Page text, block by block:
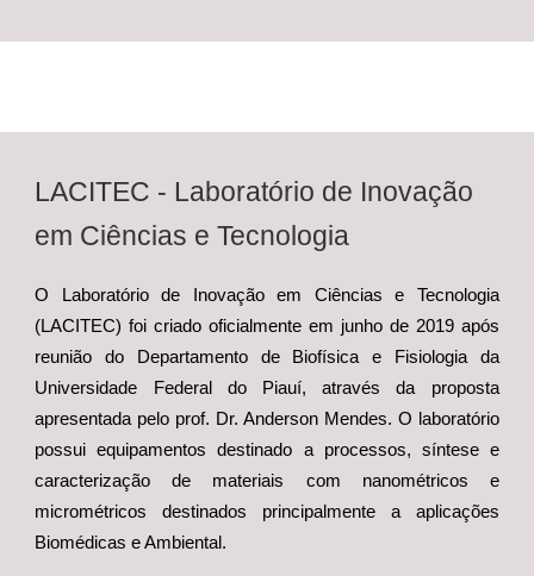
LACITEC - Laboratório de Inovação
em Ciências e Tecnologia
O Laboratório de Inovação em Ciências e Tecnologia
(LACITEC) foi criado oficialmente em junho de 2019 após
reunião do Departamento de Biofísica e Fisiologia da
Universidade Federal do Piauí, através da proposta
apresentada pelo prof. Dr. Anderson Mendes. O laboratório
possui equipamentos destinado a processos, síntese e
caracterização de materiais com nanométricos e
micrométricos destinados principalmente a aplicações
Biomédicas e Ambiental.